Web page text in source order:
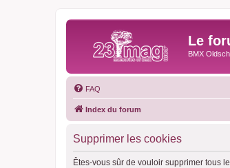
Le
BMX
FAQ
Index du forum
Supprimer les cookies
Êtes-vous sûr de vouloir supprimer tous